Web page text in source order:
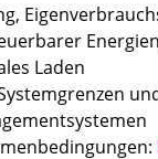
Laden